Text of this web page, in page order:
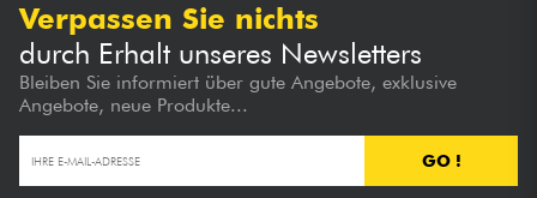
Verpassen Sie nichts
durch Erhalt unseres Newsletters
Bleiben Sie informiert über gute Angebote, exklusive
Angebote, neue Produkte...
GO !